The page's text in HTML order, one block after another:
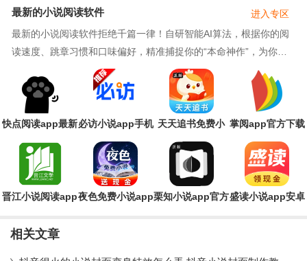
软件
最新的小说阅读软件
最新的小说阅读软件拒绝千篇一律！自研智能AI算法，根据你的阅
读速度、跳章习惯和口味偏好，精准捕捉你的“本命神作”，为你定
制专属的私人书单！独创章节弹幕功能。读到高
进入专区
快点阅读app最新必访小说app手机 天天追书免费小 掌阅app官方下载
晋江小说阅读app夜色免费小说app栗知小说app官方盛读小说app安卓
相关文章